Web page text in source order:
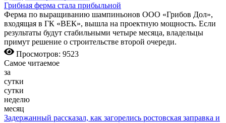
Грибная ферма стала прибыльной
Ферма по выращиванию шампиньонов ООО «Грибов Дол»,
входящая в ГК «ВЕК», вышла на проектную мощность. Если
результаты будут стабильными четыре месяца, владельцы
примут решение о строительстве второй очереди.
Просмотров: 9523
Самое читаемое
за
сутки
сутки
неделю
месяц
Задержанный рассказал, как загорелись ростовская заправка и